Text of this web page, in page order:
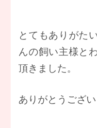
とてもありがた
んの飼い主様と
頂きました。
ありがとうござい